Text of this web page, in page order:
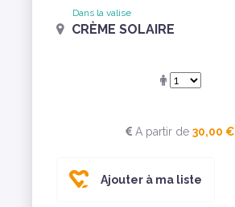
Dans la valise
CRÈME SOLAIRE
A partir de 30,00 €
Ajouter à ma liste